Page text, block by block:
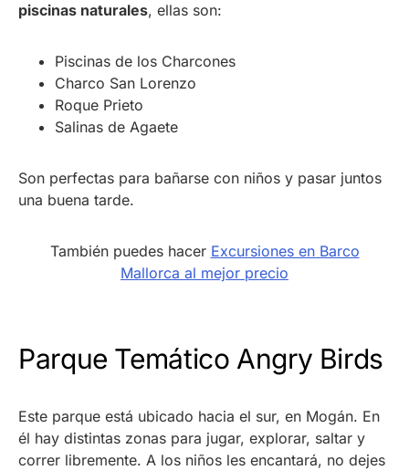
piscinas naturales, ellas son:
Piscinas de los Charcones
Charco San Lorenzo
Roque Prieto
Salinas de Agaete
Son perfectas para bañarse con niños y pasar juntos
una buena tarde.
También puedes hacer Excursiones en Barco
Mallorca al mejor precio
Parque Temático Angry Birds
Este parque está ubicado hacia el sur, en Mogán. En
él hay distintas zonas para jugar, explorar, saltar y
correr libremente. A los niños les encantará, no dejes